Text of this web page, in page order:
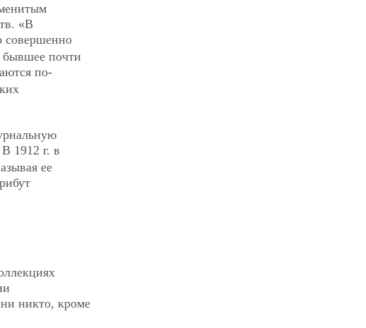
«В
совершенно
бывшее почти
по-
1912 г. в
ее
никто, кроме